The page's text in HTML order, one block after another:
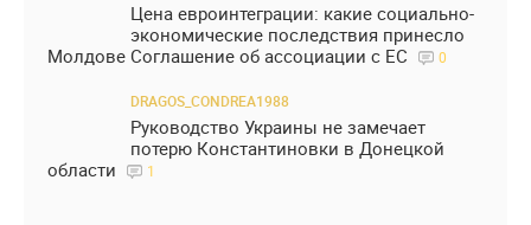
Цена евроинтеграции: какие социально-
экономические последствия принесло
Молдове Соглашение об ассоциации с ЕС
0
DRAGOS_CONDREA1988
Руководство Украины не замечает
потерю Константиновки в Донецкой
области
1